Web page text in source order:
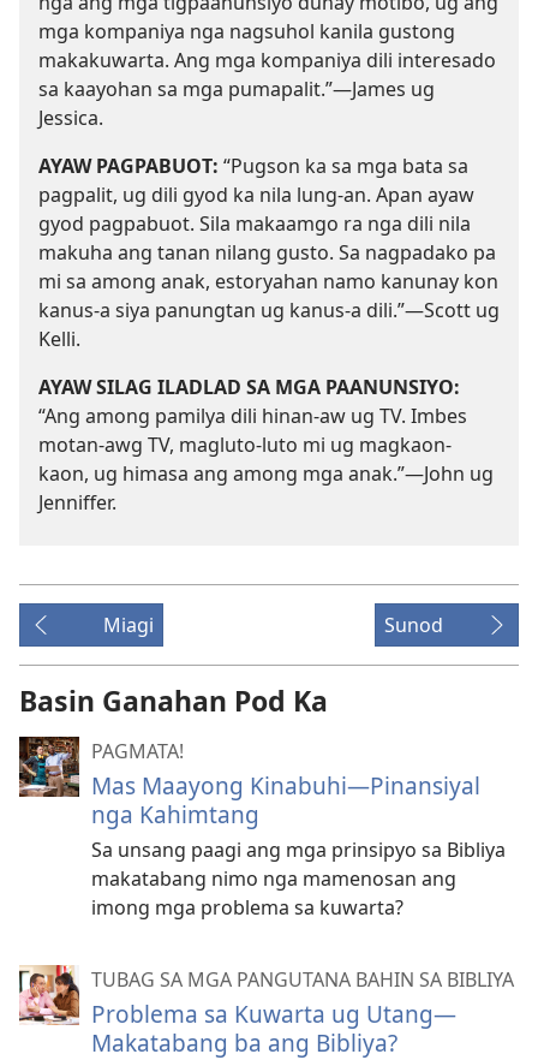
mga kompaniya nga nagsuhol kanila gustong
makakuwarta. Ang mga kompaniya dili interesado
sa kaayohan sa mga pumapalit.”—James ug
Jessica.
AYAW PAGPABUOT: “Pugson ka sa mga bata sa
pagpalit, ug dili gyod ka nila lung-an. Apan ayaw
gyod pagpabuot. Sila makaamgo ra nga dili nila
makuha ang tanan nilang gusto. Sa nagpadako pa
mi sa among anak, estoryahan namo kanunay kon
kanus-a siya panungtan ug kanus-a dili.”—Scott ug
Kelli.
AYAW SILAG ILADLAD SA MGA PAANUNSIYO:
“Ang among pamilya dili hinan-aw ug TV. Imbes
motan-awg TV, magluto-luto mi ug magkaon-
kaon, ug himasa ang among mga anak.”—John ug
Jenniffer.
Miagi Sunod
Basin Ganahan Pod Ka
PAGMATA!
Mas Maayong Kinabuhi​—Pinansiyal
nga Kahimtang
Sa unsang paagi ang mga prinsipyo sa Bibliya
makatabang nimo nga mamenosan ang
imong mga problema sa kuwarta?
TUBAG SA MGA PANGUTANA BAHIN SA BIBLIYA
Problema sa Kuwarta ug Utang—
Makatabang ba ang Bibliya?